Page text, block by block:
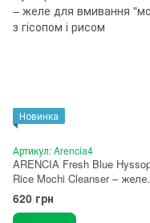
Новинка
Артикул: Arencia4
ARENCIA Fresh Blue
Rice Mochi Cleanser – желе
для вмивання "моті" з
і рисом 120 г
620 грн